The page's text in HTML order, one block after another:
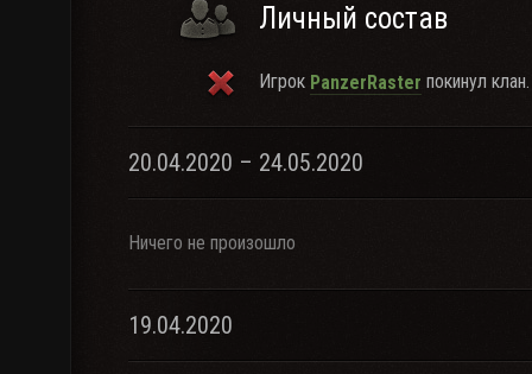
Личный состав
Игрок PanzerRaster покинул клан.
20.04.2020 – 24.05.2020
Ничего не произошло
19.04.2020